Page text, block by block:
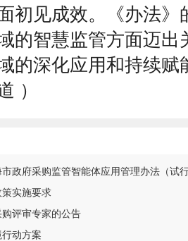
初见成效。《办法》
的智慧监管方面迈出
的深化应用和持续赋
）
政府采购监管智能体应用管理办法（试
实施要求
评审专家的公告
动方案